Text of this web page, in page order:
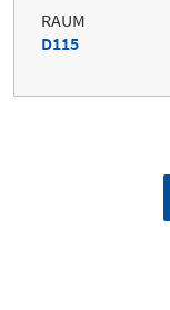
RAUM
D115